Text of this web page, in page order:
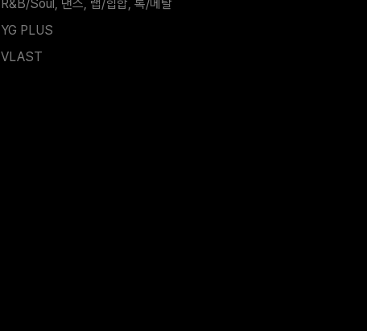
R&B/Soul, 댄스, 랩/힙합, 록/메탈
YG PLUS
VLAST